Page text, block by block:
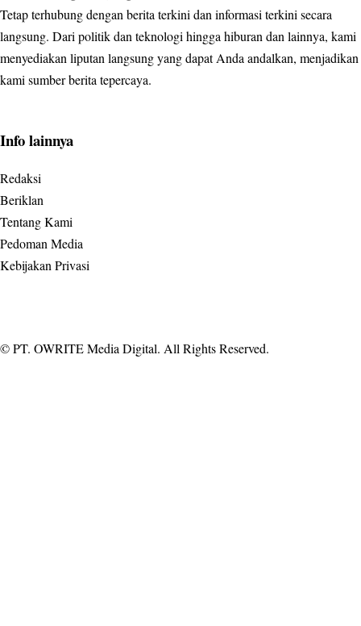
Tetap terhubung dengan berita terkini dan informasi terkini secara
langsung. Dari politik dan teknologi hingga hiburan dan lainnya, kami
menyediakan liputan langsung yang dapat Anda andalkan, menjadikan
kami sumber berita tepercaya.
Info lainnya
Redaksi
Beriklan
Tentang Kami
Pedoman Media
Kebijakan Privasi
© PT. OWRITE Media Digital. All Rights Reserved.